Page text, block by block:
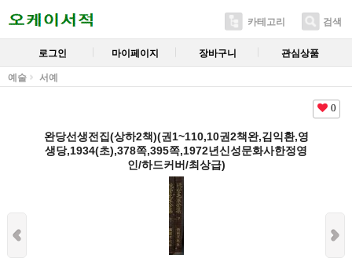
카테고리 검색
로그인 마이페이지 장바구니 관심상품
예술 서예
0
완당선생전집(상하2책)(권1~110,10권2책완,김익환,영
생당,1934(초),378쪽,395쪽,1972년신성문화사한정영
인/하드커버/최상급)